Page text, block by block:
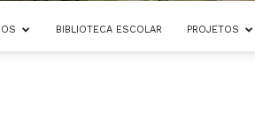
BIBLIOTECA ESCOLAR PROJETOS